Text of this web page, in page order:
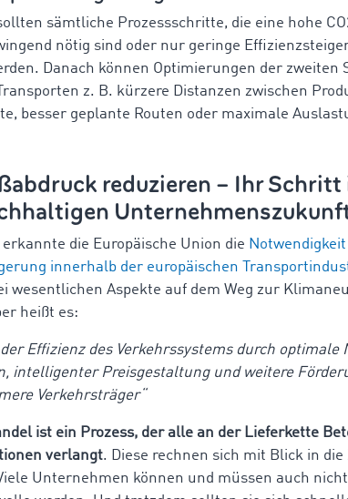
sämtliche Prozessschritte, die eine hohe
nötig sind oder nur geringe
Danach können Optimierungen der zweiten
z. B. kürzere Distanzen zwischen
besser geplante Routen oder maximale
reduzieren – Ihr
erkannte die Europäische Union die
innerhalb der europäischen
wesentlichen Aspekte auf dem Weg zur
heißt es:
der Effizienz des Verkehrssystems durch
intelligenter Preisgestaltung und weitere
Verkehrsträger“
ist ein Prozess, der alle an der Lieferkette
verlangt. Diese rechnen sich mit Blick in
Unternehmen können und müssen auch